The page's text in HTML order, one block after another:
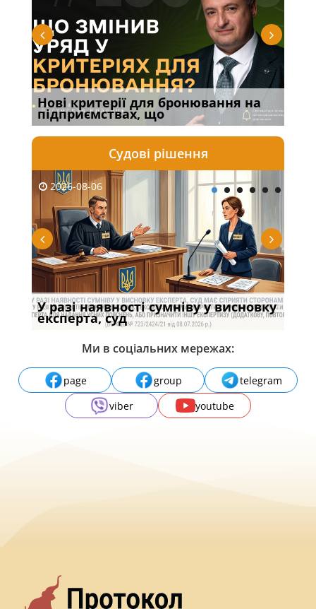
Нові критерії для бронювання на
підприємствах, що
Судові рішення
2026-08-06
У разі наявності сумніву у висновку
експерта, суд
Ми в соціальних мережах:
page group
telegram
viber
youtube